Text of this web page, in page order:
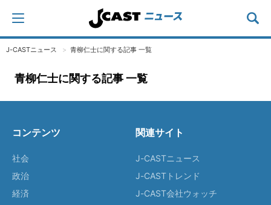
J-CASTニュース 青柳仁士に関する記事 一覧
青柳仁士に関する記事 一覧
コンテンツ
社会
政治
経済
関連サイト
J-CASTニュース
J-CASTトレンド
J-CAST会社ウォッチ